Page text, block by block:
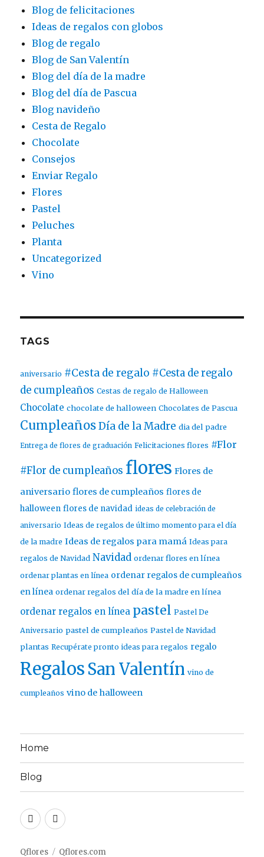
Blog de felicitaciones
Ideas de regalos con globos
Blog de regalo
Blog de San Valentín
Blog del día de la madre
Blog del día de Pascua
Blog navideño
Cesta de Regalo
Chocolate
Consejos
Enviar Regalo
Flores
Pastel
Peluches
Planta
Uncategorized
Vino
TAGS
aniversario #Cesta de regalo #Cesta de regalo
de cumpleaños Cestas de regalo de Halloween
Chocolate chocolate de halloween Chocolates de Pascua
Cumpleaños Día de la Madre dia del padre
Entrega de flores de graduación Felicitaciones flores #Flor
#Flor de cumpleaños flores Flores de
aniversario flores de cumpleaños flores de
halloween flores de navidad ideas de celebración de
aniversario Ideas de regalos de último momento para el día
de la madre Ideas de regalos para mamá Ideas para
regalos de Navidad Navidad ordenar flores en línea
ordenar plantas en línea ordenar regalos de cumpleaños
en línea ordenar regalos del día de la madre en línea
ordenar regalos en línea pastel Pastel De
Aniversario pastel de cumpleaños Pastel de Navidad
plantas Recupérate pronto ideas para regalos regalo
Regalos San Valentín vino de
cumpleaños vino de halloween
Home
Blog
TwitterFacebook
Qflores Qflores.com